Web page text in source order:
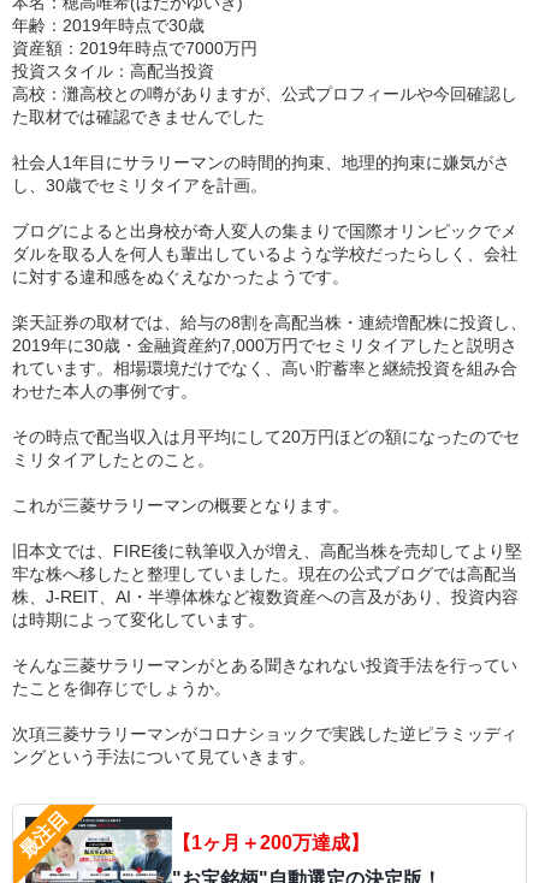
年齢：2019年時点で30歳
資産額：2019年時点で7000万円
投資スタイル：高配当投資
高校：灘高校との噂がありますが、公式プロフィールや今回確認し
た取材では確認できませんでした
社会人1年目にサラリーマンの時間的拘束、地理的拘束に嫌気がさ
し、30歳でセミリタイアを計画。
ブログによると出身校が奇人変人の集まりで国際オリンピックでメ
ダルを取る人を何人も輩出しているような学校だったらしく、会社
に対する違和感をぬぐえなかったようです。
楽天証券の取材では、給与の8割を高配当株・連続増配株に投資し、
2019年に30歳・金融資産約7,000万円でセミリタイアしたと説明さ
れています。相場環境だけでなく、高い貯蓄率と継続投資を組み合
わせた本人の事例です。
その時点で配当収入は月平均にして20万円ほどの額になったのでセ
ミリタイアしたとのこと。
これが三菱サラリーマンの概要となります。
旧本文では、FIRE後に執筆収入が増え、高配当株を売却してより堅
牢な株へ移したと整理していました。現在の公式ブログでは高配当
株、J-REIT、AI・半導体株など複数資産への言及があり、投資内容
は時期によって変化しています。
そんな三菱サラリーマンがとある聞きなれない投資手法を行ってい
たことを御存じでしょうか。
次項三菱サラリーマンがコロナショックで実践した逆ピラミッディ
ングという手法について見ていきます。
【1ヶ月＋200万達成】
"お宝銘柄"自動選定の決定版！